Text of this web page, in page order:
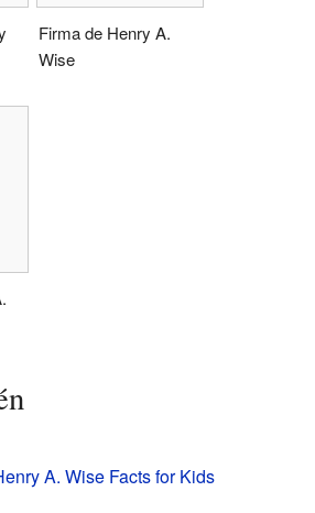
Firma de Henry A.
Wise
A. Wise Facts for Kids